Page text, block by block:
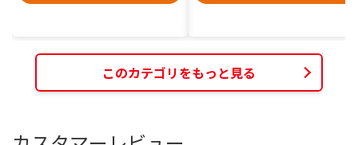
このカテゴリをもっと見る